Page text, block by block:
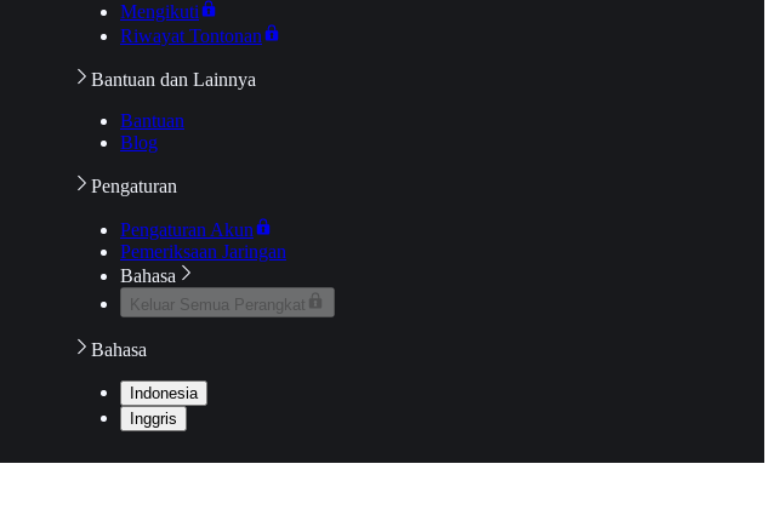
Mengikuti
Riwayat Tontonan
Bantuan dan Lainnya
Bantuan
Blog
Pengaturan
Pengaturan Akun
Pemeriksaan Jaringan
Bahasa
Keluar Semua Perangkat
Bahasa
Indonesia
Inggris